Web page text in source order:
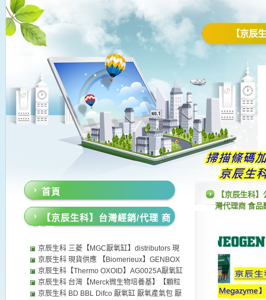
【京辰
【京辰生科
灣代理商 食品
首頁
【京辰生科】台灣經銷/代理 商
品介紹
京辰生科 三菱【MGC厭氧缸】distributors 現
貨供應 日本MGC厭氧產氣包 微需氧產氣包 厭
氧指示劑96118 台灣代理商 微耗氧產氣包 微
需氧產氣包 微厭氧產氣包 厭氧袋 Thermo
OXOID Merck Millipore BD BBL distributors
京辰生科 現貨供應 【Biomerieux】GENBOX
厭氧缸 生物梅里埃 法國 【厭氧缸】厭氧產氣
包 微耗氧產氣包 96118 厭氧指示劑 無氧指示
紙 台灣現貨供應【可以取代MGC厭氧缸 MGC
京辰生科【Thermo OXOID】AG0025A厭氧缸
BR0055B 厭氧指示劑 台灣代理商 MGC厭氧
缸 厭氧產氣包 Thermo OXOID distributors
京辰生科 台灣【Merck微生物培養基】【顆粒
微生物培養基】【Sigma-Aldrich】
京辰生科 BD BBL Difco 厭氧缸 厭氧產氣包 厭